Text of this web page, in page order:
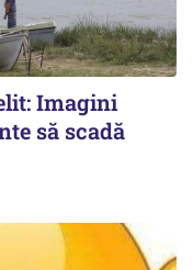
Imagini
să scadă